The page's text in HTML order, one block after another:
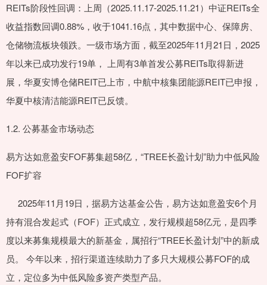
REITs阶段性回调：上周（2025.11.17-2025.11.21）中证REITs全
收益指数回调0.88%，收于1041.16点，其中数据中心、保障房、
仓储物流板块领跌。一级市场方面，截至2025年11月21日，2025
年以来已成功发行19单， 上周有3单首发公募REITs取得新进
展，华夏安博仓储REIT已上市，中航中核集团能源REIT已申报，
华夏中核清洁能源REIT已反馈。
1.2. 公募基金市场动态
易方达如意盈安FOF募集超58亿，“TREE长盈计划”助力中低风险
FOF扩容
2025年11月19日，据易方达基金公告，易方达如意盈安6个月
持有混合发起式（FOF）正式成立，发行规模超58亿元，是四季
度以来募集规模最大的新基金，属招行“TREE长盈计划”中的新成
员。 今年以来，招行渠道连续助力了多只大规模公募FOF的成
立，定位多为中低风险多资产类型产品。